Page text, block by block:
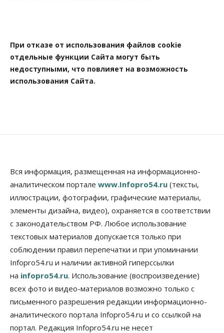
При отказе от использования файлов cookie
отдельные функции Сайта могут быть
недоступными, что повлияет на возможность
использования Сайта.
Вся информация, размещенная на информационно-
аналитическом портале www.Infopro54.ru (тексты,
иллюстрации, фотографии, графические материалы,
элементы дизайна, видео), охраняется в соответствии
с законодательством РФ. Любое использование
текстовых материалов допускается только при
соблюдении правил перепечатки и при упоминании
Infopro54.ru и наличии активной гиперссылки
на infopro54.ru. Использование (воспроизведение)
всех фото и видео-материалов возможно только с
письменного разрешения редакции информационно-
аналитического портала Infopro54.ru и со ссылкой на
портал. Редакция Infopro54.ru не несет